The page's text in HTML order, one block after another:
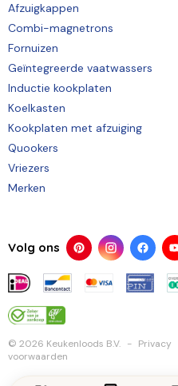
Afzuigkappen
Combi-magnetrons
Fornuizen
Geïntegreerde vaatwassers
Inductie kookplaten
Koelkasten
Kookplaten met afzuiging
Quookers
Vriezers
Merken
Volg ons
© 2026 Keukenloods B.V. Privacy
voorwaarden